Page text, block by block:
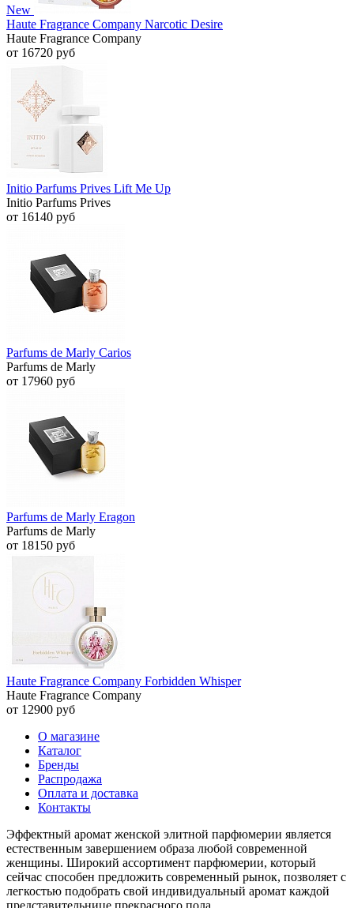
New
Haute Fragrance Company Narcotic Desire
Haute Fragrance Company
от 16720 руб
Initio Parfums Prives Lift Me Up
Initio Parfums Prives
от 16140 руб
Parfums de Marly Carios
Parfums de Marly
от 17960 руб
Parfums de Marly Eragon
Parfums de Marly
от 18150 руб
Haute Fragrance Company Forbidden Whisper
Haute Fragrance Company
от 12900 руб
О магазине
Каталог
Бренды
Распродажа
Оплата и доставка
Контакты
Эффектный аромат женской элитной парфюмерии является
естественным завершением образа любой современной
женщины. Широкий ассортимент парфюмерии, который
сейчас способен предложить современный рынок, позволяет с
легкостью подобрать свой индивидуальный аромат каждой